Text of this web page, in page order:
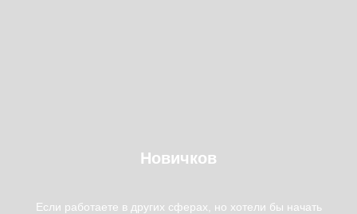
Новичков
Если работаете в других сферах, но хотели бы начать